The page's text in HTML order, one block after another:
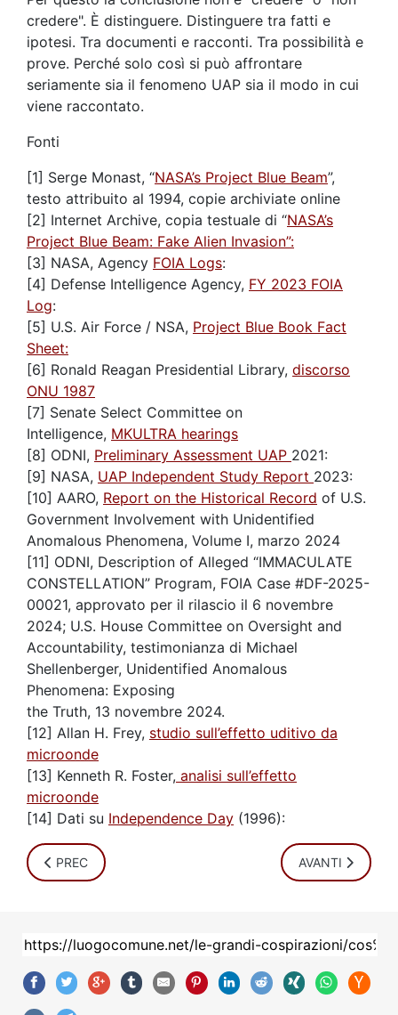
credere". È distinguere. Distinguere tra fatti e
ipotesi. Tra documenti e racconti. Tra possibilità e
prove. Perché solo così si può affrontare
seriamente sia il fenomeno UAP sia il modo in cui
viene raccontato.
Fonti
[1] Serge Monast, “NASA’s Project Blue Beam”,
testo attribuito al 1994, copie archiviate online
[2] Internet Archive, copia testuale di “NASA’s
Project Blue Beam: Fake Alien Invasion”:
[3] NASA, Agency FOIA Logs:
[4] Defense Intelligence Agency, FY 2023 FOIA
Log:
[5] U.S. Air Force / NSA, Project Blue Book Fact
Sheet:
[6] Ronald Reagan Presidential Library, discorso
ONU 1987
[7] Senate Select Committee on
Intelligence, MKULTRA hearings
[8] ODNI, Preliminary Assessment UAP 2021:
[9] NASA, UAP Independent Study Report 2023:
[10] AARO, Report on the Historical Record of U.S.
Government Involvement with Unidentified
Anomalous Phenomena, Volume I, marzo 2024
[11] ODNI, Description of Alleged “IMMACULATE
CONSTELLATION” Program, FOIA Case #DF-2025-
00021, approvato per il rilascio il 6 novembre
2024; U.S. House Committee on Oversight and
Accountability, testimonianza di Michael
Shellenberger, Unidentified Anomalous
Phenomena: Exposing
the Truth, 13 novembre 2024.
[12] Allan H. Frey, studio sull’effetto uditivo da
microonde
[13] Kenneth R. Foster, analisi sull’effetto
microonde
[14] Dati su Independence Day (1996):
ARTICOLO PRECEDENTE: MASSIMO POLIDORO RAPITO
PREC ARTICOLO
AVANTI